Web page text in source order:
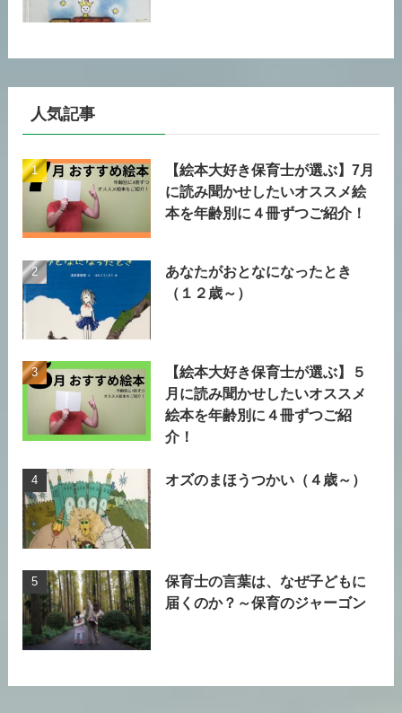
人気記事
【絵本大好き保育士が選ぶ】7月
に読み聞かせしたいオススメ絵
本を年齢別に４冊ずつご紹介！
あなたがおとなになったとき
（１２歳～）
【絵本大好き保育士が選ぶ】５
月に読み聞かせしたいオススメ
絵本を年齢別に４冊ずつご紹
介！
オズのまほうつかい（４歳～）
保育士の言葉は、なぜ子どもに
届くのか？～保育のジャーゴン